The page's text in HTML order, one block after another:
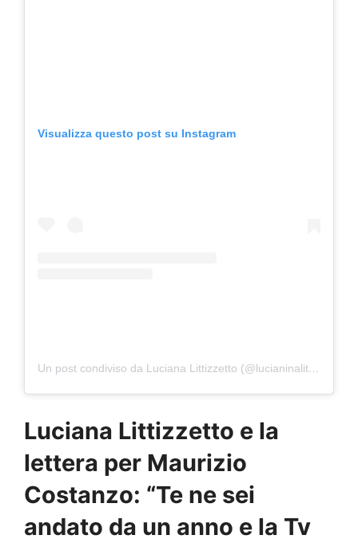
Visualizza questo post su Instagram
Un post condiviso da Luciana Littizzetto (@lucianinalittizzetto)
Luciana Littizzetto e la
lettera per Maurizio
Costanzo: “Te ne sei
andato da un anno e la Tv